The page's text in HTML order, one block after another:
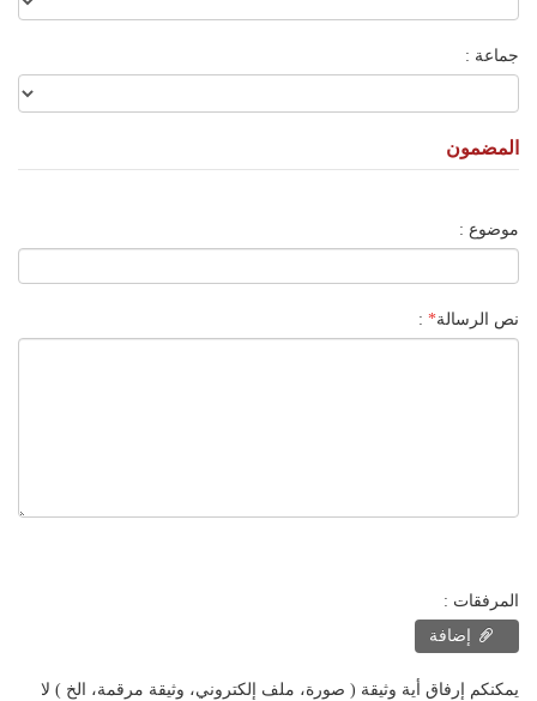
جماعة :
المضمون
موضوع :
نص الرسالة*
:
المرفقات :
إضافة
يمكنكم إرفاق أية وثيقة ( صورة، ملف إلكتروني، وثيقة مرقمة، الخ ) لا